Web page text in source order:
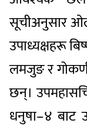
सूचीअनुसार
उपाध्यक्षहरू
लमजुङ र
छन्।
धनुषा–४ बाट